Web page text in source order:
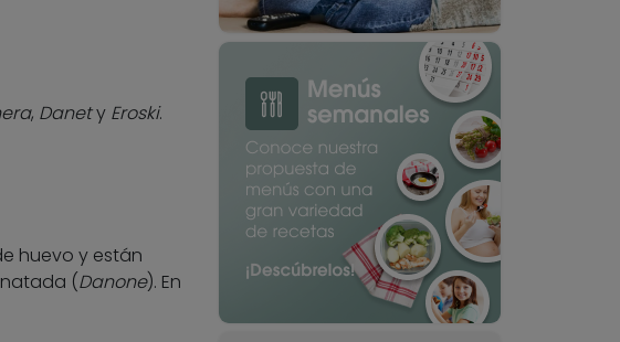
, Danety Eroski.
huevo y están
(Danone). En